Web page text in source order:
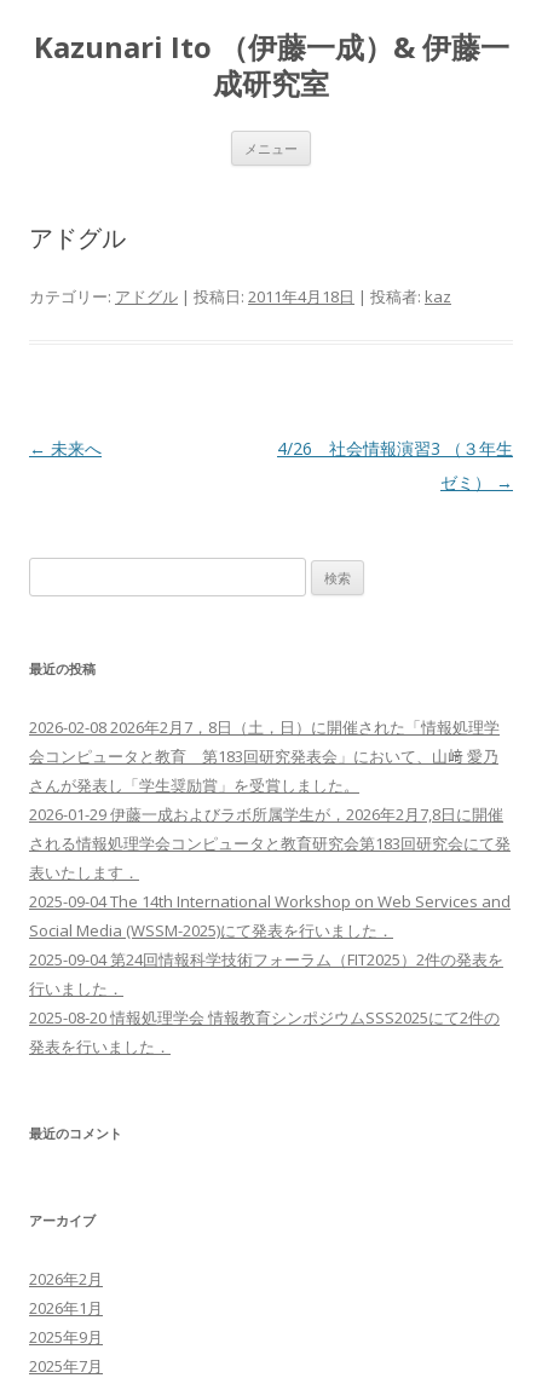
Kazunari Ito （伊藤一成）& 伊藤一
成研究室
メニュー
プ
アドグル
カテゴリー: アドグル | 投稿日: 2011年4月18日 | 投稿者: kaz
投
ン
← 未来へ
4/26 社会情報演習3 （３年生
ゼミ）
→
索:
最近の投稿
2026-02-08 2026年2月7，8日（土，日）に開催された「情報処理学
会コンピュータと教育 第183回研究発表会」において、山﨑 愛乃
さんが発表し「学生奨励賞」を受賞しました。
2026-01-29 伊藤一成およびラボ所属学生が，2026年2月7,8日に開催
される情報処理学会コンピュータと教育研究会第183回研究会にて発
表いたします．
2025-09-04 The 14th International Workshop on Web Services and
Social Media (WSSM-2025)にて発表を行いました．
2025-09-04 第24回情報科学技術フォーラム（FIT2025）2件の発表を
行いました．
2025-08-20 情報処理学会 情報教育シンポジウムSSS2025にて2件の
発表を行いました．
最近のコメント
アーカイブ
2026年2月
2026年1月
2025年9月
2025年7月